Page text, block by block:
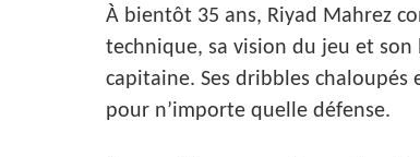
À bientôt 35 ans, Riyad Mahrez
technique, sa vision du jeu et
capitaine. Ses dribbles
pour n’importe quelle défense.